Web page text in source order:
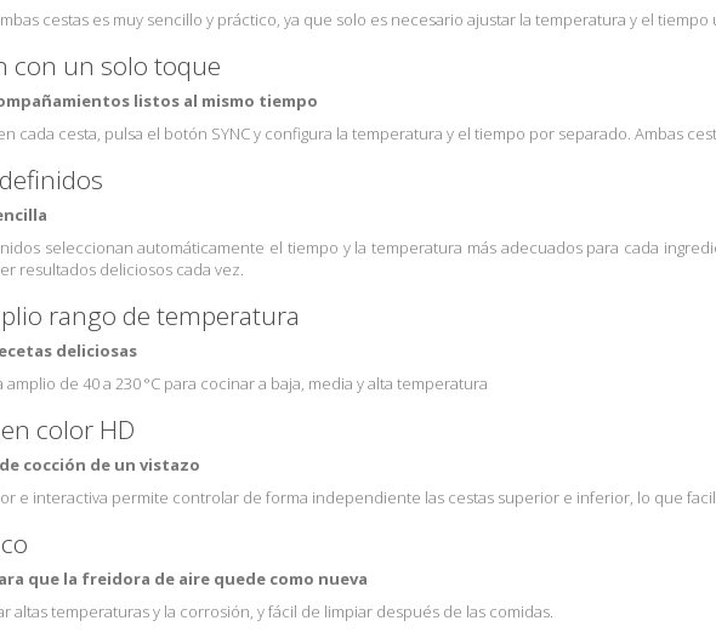
cestas es muy sencillo y práctico, ya que solo es necesario ajustar la temperatura y el tiempo
con un solo toque
listos al mismo tiempo
cada cesta, pulsa el botón SYNC y configura la temperatura y el tiempo por separado. Ambas
seleccionan automáticamente el tiempo y la temperatura más adecuados para cada
resultados deliciosos cada vez.
rango de temperatura
deliciosas
de 40 a 230 °C para cocinar a baja, media y alta temperatura
color HD
cocción de un vistazo
e interactiva permite controlar de forma independiente las cestas superior e inferior, lo que
que la freidora de aire quede como nueva
altas temperaturas y la corrosión, y fácil de limpiar después de las comidas.